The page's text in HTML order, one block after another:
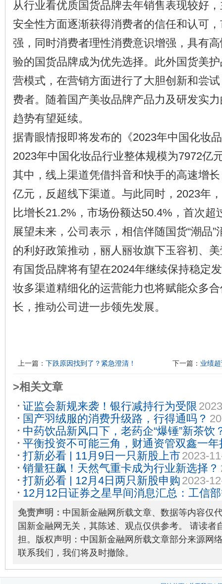
从行业看优质国货品牌去年销售表现较好
安全性方面逐渐获得消费者的信任和认可
强，同时消费者理性消费意识增强，具有
验的国货品牌成为优先选择。此外国货美
营模式，在营销方面进行了大胆创新和尝
费者。随着国产美妆品牌产品力及研发实
趋势有望延续。
据青眼情报即将发布的《2023年中国化妆
2023年中国化妆品行业整体规模为7972亿
其中，线上渠道凭借抖音和快手的高速增
亿元，反超线下渠道。与此同时，2023年
比增长21.2%，市场份额达50.4%，首次超
展望未来，公司表示，相信伴随国货“潮品
的利好政策推动，丽人丽妆旗下玉容初、
有国货品牌将有望在2024年继续保持稳定
妆多渠道精细化的运营能力也将赋能众多
长，推动公司进一步领先发展。
上一篇： 下跌原因找到了？紧急澄清！ 下一篇： 业绩
>相关文章
证监会新规来袭！银行减持行为受限
国产羽绒服的消费升级路，行得通吗？
中药饮品新风口下，老药企“爆锤”新茶饮
平衡投资不可能三角，财通资管双鑫一
集中2023-11-10
打新必看 | 11月9日一只新股上市 2023-
销量狂飙！天然气重卡成为行业新选择？
打新必看 | 12月4日两只新股申购 2023-
12月12日证券之星早间消息汇总：工信
公告2023-12-12
免责声明： 中国新金融网所载文章、数据等内容仅
国新金融网无关，其陈述、观点仅供参考。 请读者
担。版权声明：中国新金融网所载文章部分来源网
联系我们，我们将及时撤除。